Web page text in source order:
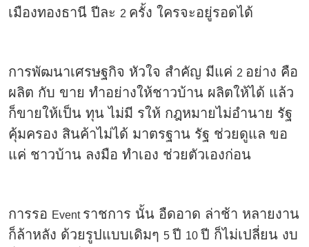
เมืองทองธานี ปีละ 2 ครั้ง ใครจะอยู่รอดได้
การพัฒนาเศรษฐกิจ หัวใจ สำคัญ มีแค่ 2 อย่าง คือ
ผลิต กับ ขาย ทำอย่างให้ชาวบ้าน ผลิตให้ได้ แล้ว
ก็ขายให้เป็น ทุน ไม่มี รให้ กฎหมายไม่อำนาย รัฐ
คุ้มครอง สินค้าไม่ได้ มาตรฐาน รัฐ ช่วยดูแล ขอ
แค่ ชาวบ้าน ลงมือ ทำเอง ช่วยตัวเองก่อน
การรอ Event ราชการ นั้น อืดอาด ล่าช้า หลายงาน
ก็ล้าหลัง ด้วยรูปแบบเดิมๆ 5 ปี 10 ปี ก็ไม่เปลี่ยน งบ